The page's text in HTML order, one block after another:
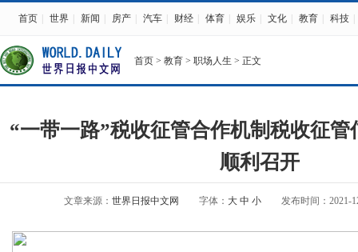
首页 世界 新闻 房产 汽车 财经 体育 娱乐 文化 教育 科技
首页 > 教育 > 职场人生 > 正文
“一带一路”税收征管合作机制税收征
顺利召开
文章来源： 世界日报中文网 字体： 大 中 小 发布时间：2021-